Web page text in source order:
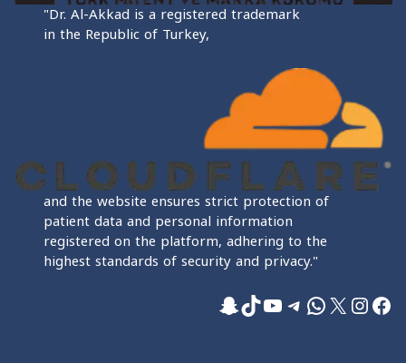
"Dr. Al-Akkad is a registered trademark
in the Republic of Turkey,
and the website ensures strict protection of
patient data and personal information
registered on the platform, adhering to the
highest standards of security and privacy."
فيسبوك
إنستجرام
إكسواتساب
تيليجرام
يوتيوب
تيك توك
سناب شات